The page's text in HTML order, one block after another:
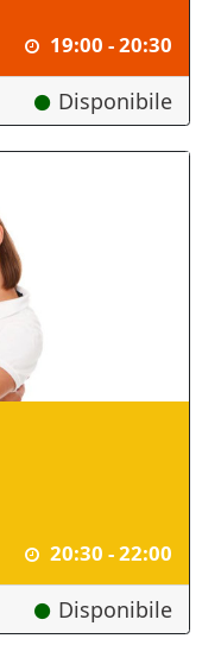
19:00 - 20:30
Disponibile
20:30 - 22:00
Disponibile